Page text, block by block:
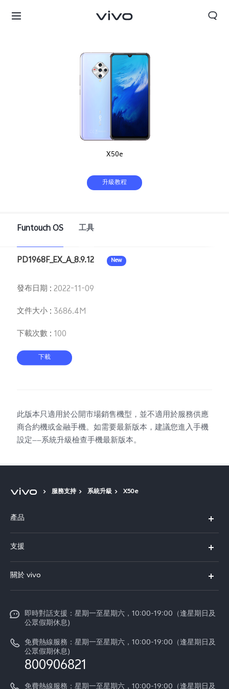
X50e
升級教程
Funtouch OS 工具
PD1968F_EX_A_8.9.12 New
發布日期 :2022-11-09
文件大小: 3686.4M
下載次數: 100
下載
此版本只適用於公開市場銷售機型，並不適用於服務供應
商合約機或金融手機。如需要最新版本，建議您進入手機
設定——系統升級檢查手機最新版本。
服務支持 系統升級 X50e
產品
X300
Y21d
V60
支援
服務中心
Funtouch OS
系統升級
零配件價格查詢
IMEI 碼驗證
關於 vivo
新聞資訊
vivo工作
法律聲明
關於我們
即時對話支援：星期一至星期六，10:00-19:00（逢星期日及
公眾假期休息)
免費熱線服務：星期一至星期六，10:00-19:00（逢星期日及
公眾假期休息)
800906821